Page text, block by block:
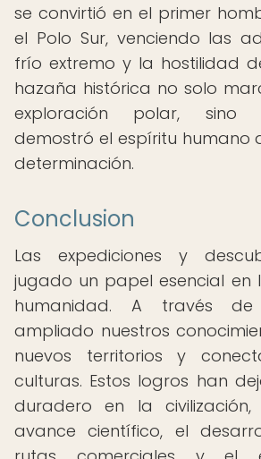
se convirtió en el primer
el Polo Sur, venciendo las
frío extremo y la hostilidad
hazaña histórica no solo
exploración polar, sino
demostró el espíritu humano
determinación.
Conclusion
Las expediciones y
jugado un papel esencial en
humanidad. A través de
ampliado nuestros
nuevos territorios y
culturas. Estos logros han
duradero en la civilización,
avance científico, el